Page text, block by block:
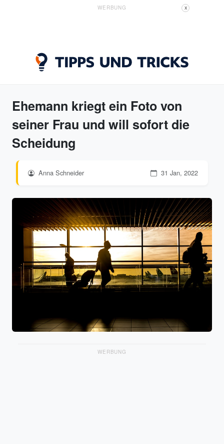
WERBUNG X
Ehemann kriegt ein Foto von
seiner Frau und will sofort die
Scheidung
Anna Schneider 31 Jan, 2022
WERBUNG